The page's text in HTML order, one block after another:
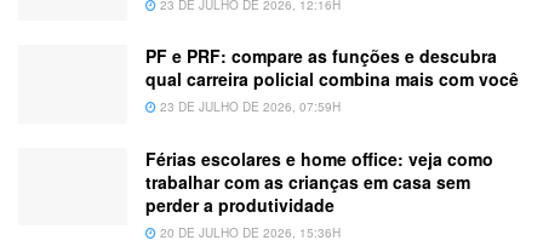
23 DE JULHO DE 2026, 12:16H
PF e PRF: compare as funções e descubra
qual carreira policial combina mais com você
23 DE JULHO DE 2026, 07:59H
Férias escolares e home office: veja como
trabalhar com as crianças em casa sem
perder a produtividade
20 DE JULHO DE 2026, 15:36H